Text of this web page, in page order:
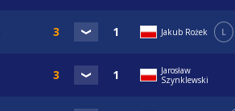
Jakub Rożek L
Jarosław
Szynklewski